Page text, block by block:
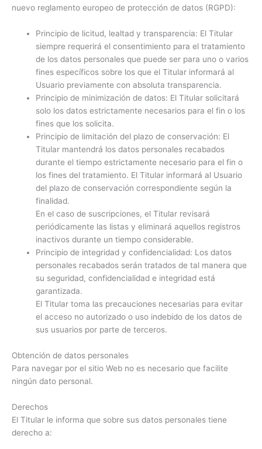
nuevo reglamento europeo de protección de datos (RGPD):
Principio de licitud, lealtad y transparencia: El Titular
siempre requerirá el consentimiento para el tratamiento
de los datos personales que puede ser para uno o varios
fines específicos sobre los que el Titular informará al
Usuario previamente con absoluta transparencia.
Principio de minimización de datos: El Titular solicitará
solo los datos estrictamente necesarios para el fin o los
fines que los solicita.
Principio de limitación del plazo de conservación: El
Titular mantendrá los datos personales recabados
durante el tiempo estrictamente necesario para el fin o
los fines del tratamiento. El Titular informará al Usuario
del plazo de conservación correspondiente según la
finalidad.
En el caso de suscripciones, el Titular revisará
periódicamente las listas y eliminará aquellos registros
inactivos durante un tiempo considerable.
Principio de integridad y confidencialidad: Los datos
personales recabados serán tratados de tal manera que
su seguridad, confidencialidad e integridad está
garantizada.
El Titular toma las precauciones necesarias para evitar
el acceso no autorizado o uso indebido de los datos de
sus usuarios por parte de terceros.
Obtención de datos personales
Para navegar por el sitio Web no es necesario que facilite
ningún dato personal.
Derechos
El Titular le informa que sobre sus datos personales tiene
derecho a: